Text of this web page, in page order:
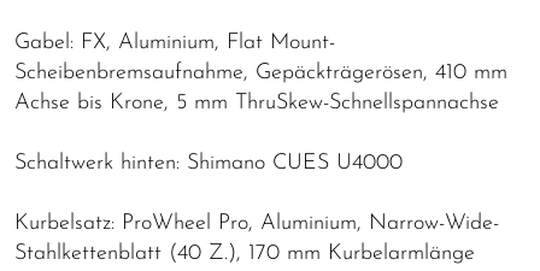
Gabel: FX, Aluminium, Flat Mount-
Scheibenbremsaufnahme, Gepäckträgerösen, 410 mm
Achse bis Krone, 5 mm ThruSkew-Schnellspannachse
Schaltwerk hinten: Shimano CUES U4000
Kurbelsatz: ProWheel Pro, Aluminium, Narrow-Wide-
Stahlkettenblatt (40 Z.), 170 mm Kurbelarmlänge